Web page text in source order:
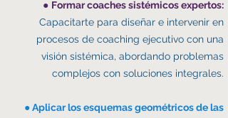
● Formar coaches sistémicos expertos:
Capacitarte para diseñar e intervenir en
procesos de coaching ejecutivo con una
visión sistémica, abordando problemas
complejos con soluciones integrales.
●Aplicar los esquemas geométricos de las